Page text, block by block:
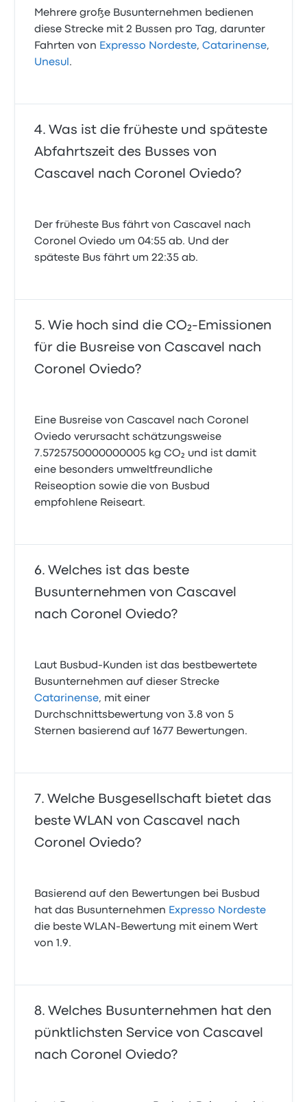
Mehrere große Busunternehmen bedienen
diese Strecke mit 2 Bussen pro Tag, darunter
Fahrten von Expresso Nordeste,Catarinense,
Unesul .
Was ist die früheste und späteste
Abfahrtszeit des Busses von
Cascavel nach Coronel Oviedo?
Der früheste Bus fährt von Cascavel nach
Coronel Oviedo um 04:55 ab. Und der
späteste Bus fährt um 22:35 ab.
Wie hoch sind die CO₂-Emissionen
für die Busreise von Cascavel nach
Coronel Oviedo?
Eine Busreise von Cascavel nach Coronel
Oviedo verursacht schätzungsweise
7.5725750000000005 kg CO₂ und ist damit
eine besonders umweltfreundliche
Reiseoption sowie die von Busbud
empfohlene Reiseart.
Welches ist das beste
Busunternehmen von Cascavel
nach Coronel Oviedo?
Laut Busbud-Kunden ist das bestbewertete
Busunternehmen auf dieser Strecke
Catarinense, mit einer
Durchschnittsbewertung von 3.8 von 5
Sternen basierend auf 1677 Bewertungen.
Welche Busgesellschaft bietet das
beste WLAN von Cascavel nach
Coronel Oviedo?
Basierend auf den Bewertungen bei Busbud
hat das Busunternehmen Expresso Nordeste
die beste WLAN-Bewertung mit einem Wert
von 1.9.
Welches Busunternehmen hat den
pünktlichsten Service von Cascavel
nach Coronel Oviedo?